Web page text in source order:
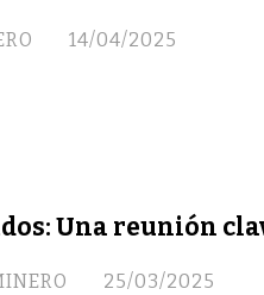
14/04/2025
Una reunión
25/03/2025